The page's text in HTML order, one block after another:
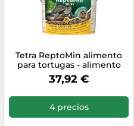
Tetra ReptoMin alimento
para tortugas - alimento
especialmente adaptadas a
las tortugas, 10 l
37,92 €
4 precios